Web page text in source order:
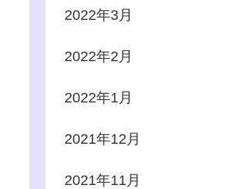
2022年3月
2022年2月
2022年1月
2021年12月
2021年11月